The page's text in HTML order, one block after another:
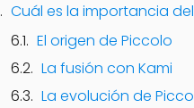
Cuál es la importancia
El origen de Piccolo
La fusión con Kami
La evolución de